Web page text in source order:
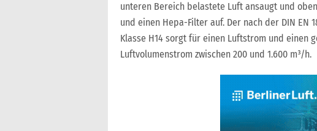
unteren Bereich belastete Luft ansaugt und
und einen Hepa-Filter auf. Der nach der DIN EN
Klasse H14 sorgt für einen Luftstrom und einen
Luftvolumenstrom zwischen 200 und 1.600 m³/h.